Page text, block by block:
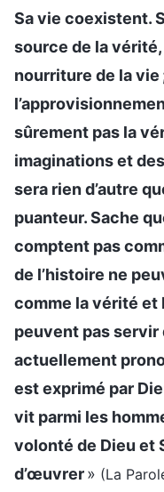
Sa vie coexistent.
source de la vérité,
nourriture de la vie
sûrement pas la
imaginations et
sera rien d’autre
puanteur. Sache
comptent pas
de l’histoire ne
comme la vérité et
peuvent pas
actuellement
est exprimé par
vit parmi les
volonté de Dieu et
d’œuvrer» (La